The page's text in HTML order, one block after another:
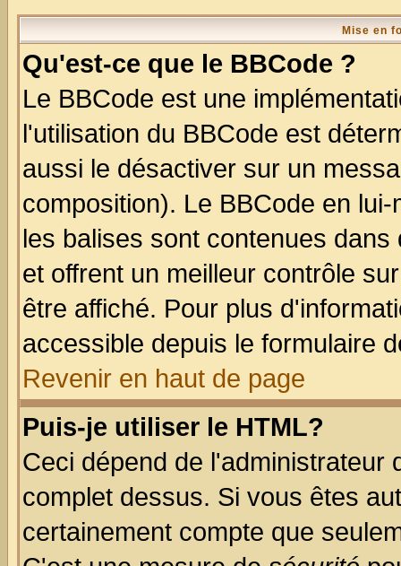
Mise en
Qu'est-ce que le BBCode ?
Le BBCode est une
l'utilisation du BBCode est
aussi le désactiver sur un
composition). Le BBCode en
les balises sont contenues
et offrent un meilleur contrôle
être affiché. Pour plus
accessible depuis le formulaire
Revenir en haut de page
Puis-je utiliser le HTML?
Ceci dépend de l'administrateur
complet dessus. Si vous êtes
certainement compte que